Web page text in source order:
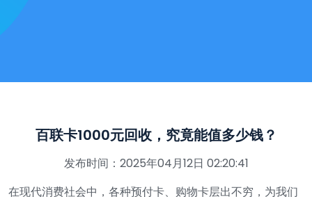
百联卡1000元回收，究竟能值多少钱？
发布时间：2025年04月12日 02:20:41
在现代消费社会中，各种预付卡、购物卡层出不穷，为我们